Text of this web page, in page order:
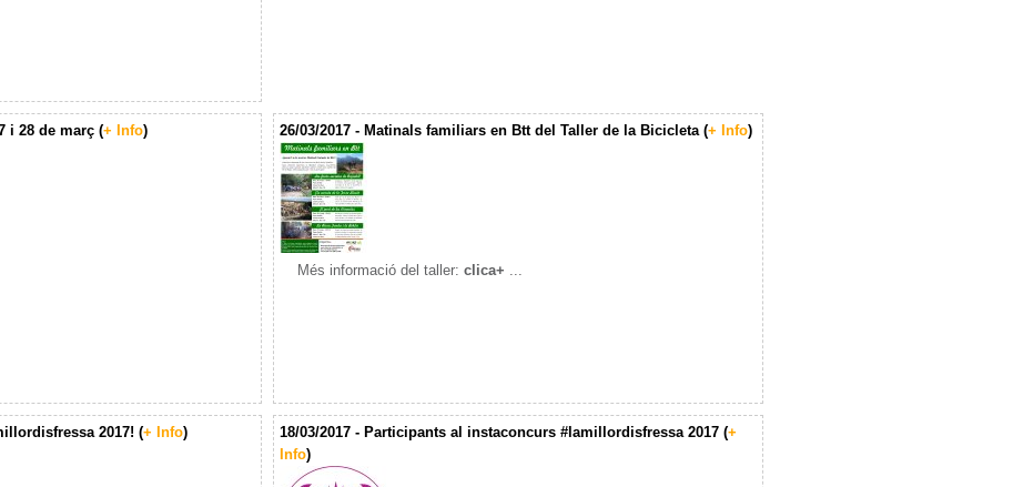
i 28 de març (+ Info) 26/03/2017 - Matinals familiars en Btt del Taller de la Bicicleta (+ Info)
Més informació del taller: clica+ ...
2017! (+ Info) 18/03/2017 - Participants al instaconcurs #lamillordisfressa 2017 (+
Info)